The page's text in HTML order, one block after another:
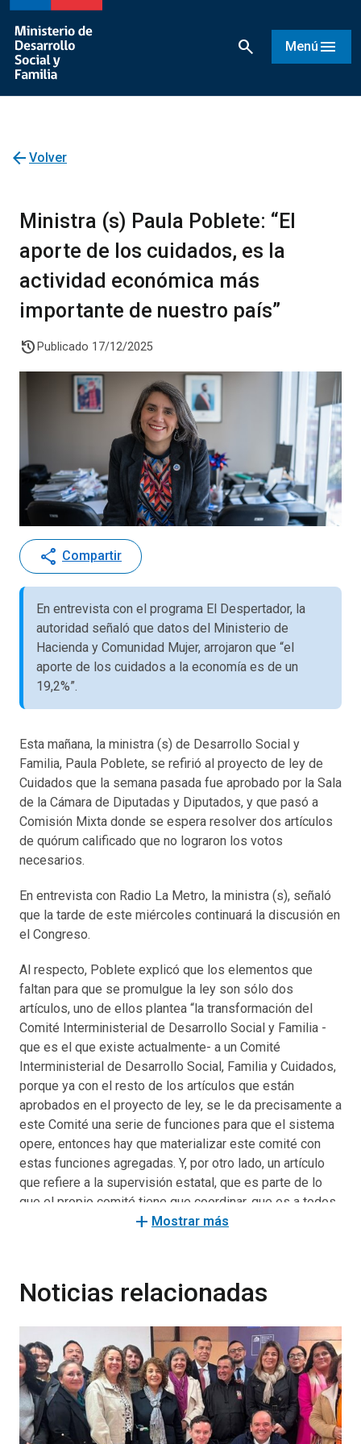
search Menú menu
arrow_back Volver
Ministra (s) Paula Poblete: “El
aporte de los cuidados, es la
actividad económica más
importante de nuestro país”
history Publicado 17/12/2025
share Compartir
En entrevista con el programa El Despertador, la
autoridad señaló que datos del Ministerio de
Hacienda y Comunidad Mujer, arrojaron que “el
aporte de los cuidados a la economía es de un
19,2%”.
Esta mañana, la ministra (s) de Desarrollo Social y
Familia, Paula Poblete, se refirió al proyecto de ley de
Cuidados que la semana pasada fue aprobado por la Sala
de la Cámara de Diputadas y Diputados, y que pasó a
Comisión Mixta donde se espera resolver dos artículos
de quórum calificado que no lograron los votos
necesarios.
En entrevista con Radio La Metro, la ministra (s), señaló
que la tarde de este miércoles continuará la discusión en
el Congreso.
Al respecto, Poblete explicó que los elementos que
faltan para que se promulgue la ley son sólo dos
artículos, uno de ellos plantea “la transformación del
Comité Interministerial de Desarrollo Social y Familia -
que es el que existe actualmente- a un Comité
Interministerial de Desarrollo Social, Familia y Cuidados,
porque ya con el resto de los artículos que están
aprobados en el proyecto de ley, se le da precisamente a
este Comité una serie de funciones para que el sistema
opere, entonces hay que materializar este comité con
estas funciones agregadas. Y, por otro lado, un artículo
que refiere a la supervisión estatal, que es parte de lo
que el propio comité tiene que coordinar, que es a todos
los servicios, los ministerios, las subsecretarías, que en
En ese sentido, la autoridad dijo que “el diágnostico que
respectivos estándares para el funcionamiento de sus
programas, entonces la idea es que la Secretaría Técnica
del Sistema Nacional de Apoyos y Cuidados pueda
entregar orientaciones generales vinculadas con los
apoyos y cuidados, que todos los servicios se sumen a
ese estándar”.
add Mostrar más
Noticias relacionadas